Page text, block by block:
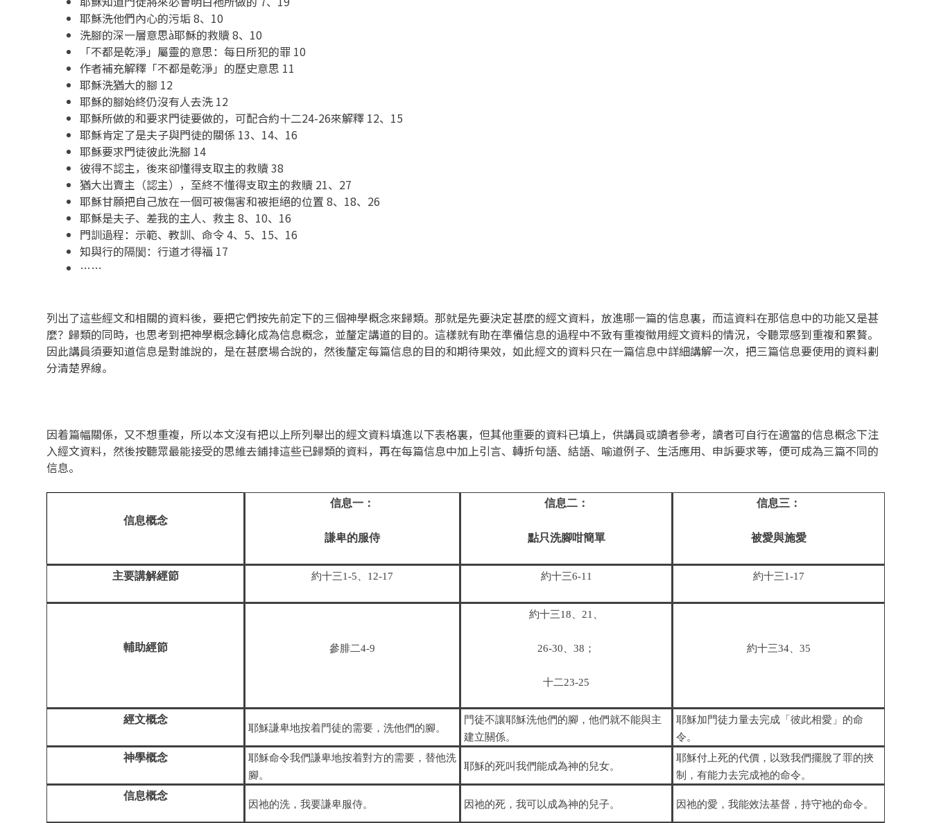
耶穌洗他們內心的污垢 8、10
洗腳的深一層意思à耶穌的救贖 8、10
「不都是乾淨」屬靈的意思：每日所犯的罪 10
作者補充解釋「不都是乾淨」的歷史意思 11
耶穌洗猶大的腳 12
耶穌的腳始終仍沒有人去洗 12
耶穌所做的和要求門徒要做的，可配合約十二24-26來解釋 12、15
耶穌肯定了是夫子與門徒的關係 13、14、16
耶穌要求門徒彼此洗腳 14
彼得不認主，後來卻懂得支取主的救贖 38
猶大出賣主（認主），至終不懂得支取主的救贖 21、27
耶穌甘願把自己放在一個可被傷害和被拒絕的位置 8、18、26
耶穌是夫子、差我的主人、救主 8、10、16
門訓過程：示範、教訓、命令 4、5、15、16
知與行的隔閡：行道才得福 17
……
列出了這些經文和相關的資料後，要把它們按先前定下的三個神學概念來歸類。那就是先要決定甚麼的經文資料，放進哪一篇的信息裏，而這資料在那信息中的功能又是甚
麼？歸類的同時，也思考到把神學概念轉化成為信息概念，並釐定講道的目的。這樣就有助在準備信息的過程中不致有重複徵用經文資料的情況，令聽眾感到重複和累贅。
因此講員須要知道信息是對誰說的，是在甚麼場合說的，然後釐定每篇信息的目的和期待果效，如此經文的資料只在一篇信息中詳細講解一次，把三篇信息要使用的資料劃
分清楚界線。
因着篇幅關係，又不想重複，所以本文沒有把以上所列舉出的經文資料填進以下表格裏，但其他重要的資料已填上，供講員或讀者參考，讀者可自行在適當的信息概念下注
入經文資料，然後按聽眾最能接受的思維去鋪排這些已歸類的資料，再在每篇信息中加上引言、轉折句語、結語、喻道例子、生活應用、申訴要求等，便可成為三篇不同的
信息。
信息概念
信息一：
謙卑的服侍
信息二：
點只洗腳咁簡單
信息三：
被愛與施愛
主要講解經節 約十三1-5、12-17 約十三6-11 約十三1-17
輔助經節 參腓二4-9
約十三18、21、
26-30、38；
十二23-25
約十三34、35
經文概念
耶穌謙卑地按着門徒的需要，洗他們的腳。
門徒不讓耶穌洗他們的腳，他們就不能與主
建立關係。
耶穌加門徒力量去完成「彼此相愛」的命
令。
神學概念
耶穌命令我們謙卑地按着對方的需要，替他洗
腳。
耶穌的死叫我們能成為神的兒女。
耶穌付上死的代價，以致我們擺脫了罪的挾
制，有能力去完成祂的命令。
信息概念
因祂的洗，我要謙卑服侍。 因祂的死，我可以成為神的兒子。 因祂的愛，我能效法基督，持守祂的命令。